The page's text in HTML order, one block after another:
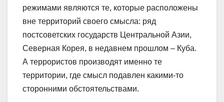
режимами являются те, которые расположены
вне территорий своего смысла: ряд
постсоветских государств Центральной Азии,
Северная Корея, в недавнем прошлом – Куба.
А террористов производят именно те
территории, где смысл подавлен какими-то
сторонними обстоятельствами.